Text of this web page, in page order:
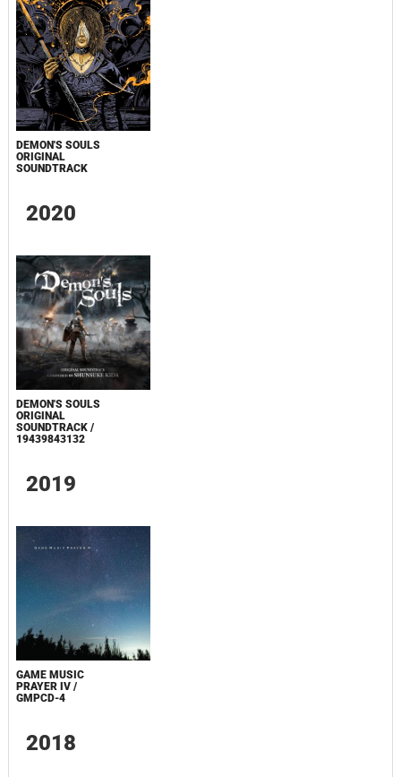
DEMON'S SOULS
ORIGINAL
SOUNDTRACK
2020
DEMON'S SOULS
ORIGINAL
SOUNDTRACK /
19439843132
2019
GAME MUSIC
PRAYER IV /
GMPCD-4
2018